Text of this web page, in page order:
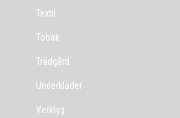
Textil
Tobak
Trädgård
Underkläder
Verktyg